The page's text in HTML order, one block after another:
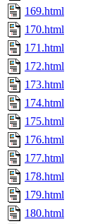
169.html
170.html
171.html
172.html
173.html
174.html
175.html
176.html
177.html
178.html
179.html
180.html